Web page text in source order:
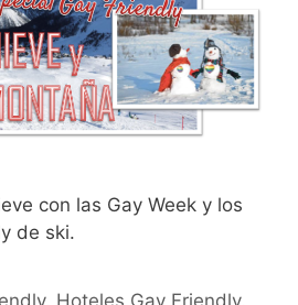
con las Gay Week y los
de ski.
, Hoteles Gay Friendly,